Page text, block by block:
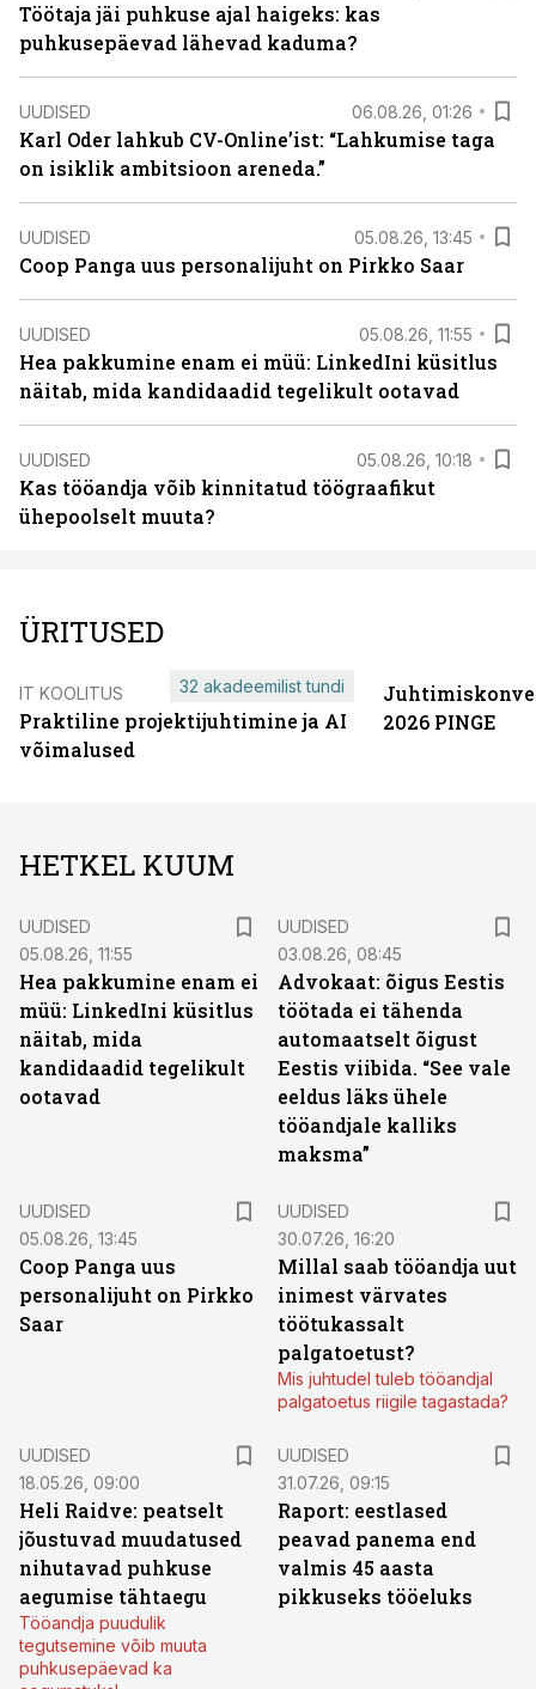
Töötaja jäi puhkuse ajal haigeks: kas
puhkusepäevad lähevad kaduma?
UUDISED 06.08.26, 01:26
Karl Oder lahkub CV-Online’ist: “Lahkumise taga
on isiklik ambitsioon areneda.”
UUDISED 05.08.26, 13:45
Coop Panga uus personalijuht on Pirkko Saar
UUDISED 05.08.26, 11:55
Hea pakkumine enam ei müü: LinkedIni küsitlus
näitab, mida kandidaadid tegelikult ootavad
UUDISED 05.08.26, 10:18
Kas tööandja võib kinnitatud töögraafikut
ühepoolselt muuta?
ÜRITUSED
IT KOOLITUS
Praktiline projektijuhtimine ja AI
võimalused
32 akadeemilist tundi
2026 PINGE
HETKEL KUUM
UUDISED
05.08.26, 11:55
Hea pakkumine enam ei
müü: LinkedIni küsitlus
näitab, mida
kandidaadid tegelikult
ootavad
UUDISED
03.08.26, 08:45
Advokaat: õigus Eestis
töötada ei tähenda
automaatselt õigust
Eestis viibida. “See vale
eeldus läks ühele
tööandjale kalliks
maksma”
UUDISED
05.08.26, 13:45
Coop Panga uus
personalijuht on Pirkko
Saar
UUDISED
30.07.26, 16:20
Millal saab tööandja uut
inimest värvates
töötukassalt
palgatoetust?
Mis juhtudel tuleb tööandjal
palgatoetus riigile tagastada?
UUDISED
18.05.26, 09:00
Heli Raidve: peatselt
jõustuvad muudatused
nihutavad puhkuse
aegumise tähtaegu
Tööandja puudulik
tegutsemine võib muuta
puhkusepäevad ka
UUDISED
31.07.26, 09:15
Raport: eestlased
peavad panema end
valmis 45 aasta
pikkuseks tööeluks